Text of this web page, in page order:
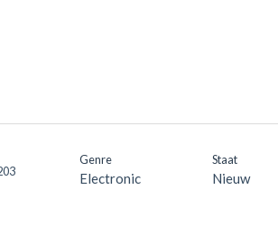
Genre
Electronic
Staat
Nieuw